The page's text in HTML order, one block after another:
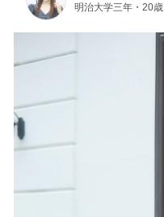
明治大学三年・20歳